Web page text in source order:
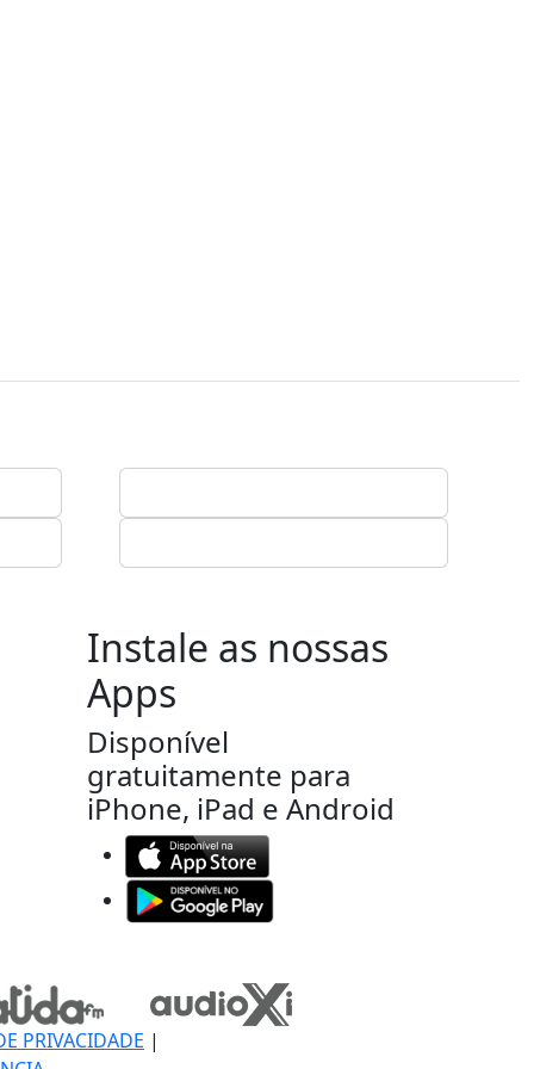
Instale as nossas
Apps
Disponível
gratuitamente para
iPhone, iPad e Android
PRIVACIDADE |